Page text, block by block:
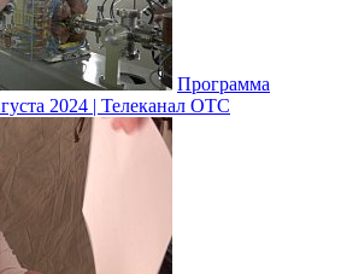
Программа
2024 | Телеканал ОТС